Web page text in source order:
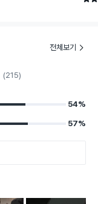
전체보기
(215)
54%
57%